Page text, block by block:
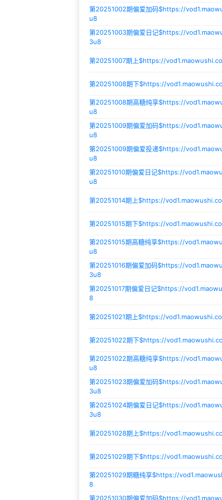
第20251002期偏爱加码$https://
u8
第20251003期偏爱日记$https://
3u8
第20251007期上$https://
第20251008期下$https://
第20251008期高糖纯享$https://
u8
第20251009期偏爱加码$https://
u8
第20251009期偏爱投递$https://
u8
第20251010期偏爱日记$https://
u8
第20251014期上$https://
第20251015期下$https://
第20251015期高糖纯享$https://
u8
第20251016期偏爱加码$https://
3u8
第20251017期偏爱日记$https://
8
第20251021期上$https://
第20251022期下$https://
第20251022期高糖纯享$https://
u8
第20251023期偏爱加码$https://
3u8
第20251024期偏爱日记$https://
3u8
第20251028期上$https://
第20251029期下$https://
第20251029期糖纯享$https://
8
第20251030期偏爱加码$https://